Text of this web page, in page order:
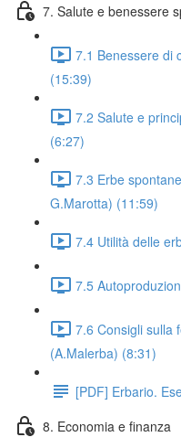
7. Salute e benessere
7.1 Benessere di
(15:39)
7.2 Salute e
(6:27)
7.3 Erbe
G.Marotta) (11:59)
7.4 Utilità delle
7.5
7.6 Consigli sulla
(A.Malerba) (8:31)
[PDF] Erbario.
8. Economia e finanza